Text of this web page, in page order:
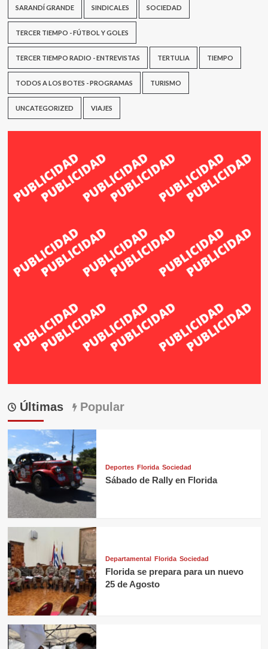
SARANDÍ GRANDE SINDICALES SOCIEDAD
TERCER TIEMPO - FÚTBOL Y GOLES
TERCER TIEMPO RADIO - ENTREVISTAS TERTULIA TIEMPO
TODOS A LOS BOTES - PROGRAMAS TURISMO
UNCATEGORIZED VIAJES
Últimas Popular
Deportes Florida Sociedad
Sábado de Rally en Florida
Departamental Florida Sociedad
Florida se prepara para un nuevo
25 de Agosto